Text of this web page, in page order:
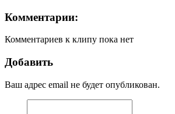
Комментарии:
Комментариев к клипу пока нет
Добавить
Ваш адрес email не будет опубликован.